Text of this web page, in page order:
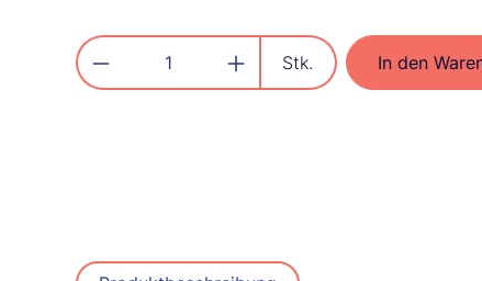
Produkt Anzahl: Gib den
Stk. In den